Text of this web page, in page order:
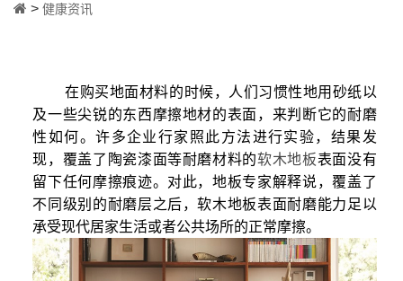
> 健康资讯
在购买地面材料的时候，人们习惯性地用砂纸以
及一些尖锐的东西摩擦地材的表面，来判断它的耐磨
性如何。许多企业行家照此方法进行实验，结果发
现，覆盖了陶瓷漆面等耐磨材料的软木地板表面没有
留下任何摩擦痕迹。对此，地板专家解释说，覆盖了
不同级别的耐磨层之后，软木地板表面耐磨能力足以
承受现代居家生活或者公共场所的正常摩擦。